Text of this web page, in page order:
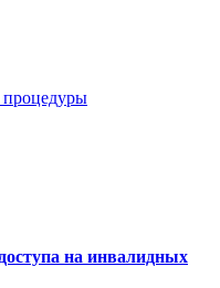
процедуры
на инвалидных